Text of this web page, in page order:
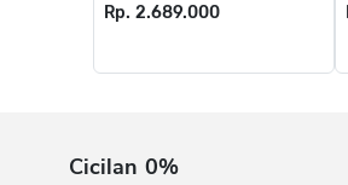
Rp. 2.689.000
Cicilan 0%